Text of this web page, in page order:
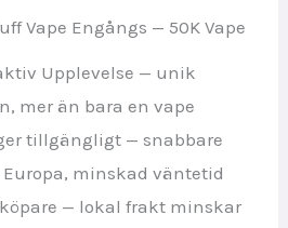
Vape Engångs — 50K Vape
Upplevelse — unik
mer än bara en vape
tillgängligt — snabbare
Europa, minskad väntetid
— lokal frakt minskar